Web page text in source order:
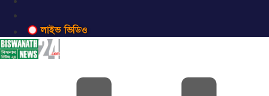
লাইভ ভিডিও